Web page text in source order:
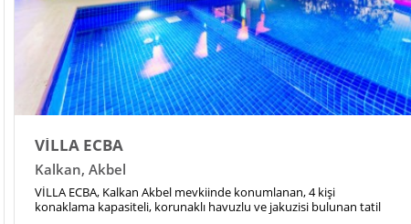
VİLLA ECBA
Kalkan, Akbel
VİLLA ECBA, Kalkan Akbel mevkiinde konumlanan, 4 kişi
konaklama kapasiteli, korunaklı havuzlu ve jakuzisi bulunan tatil